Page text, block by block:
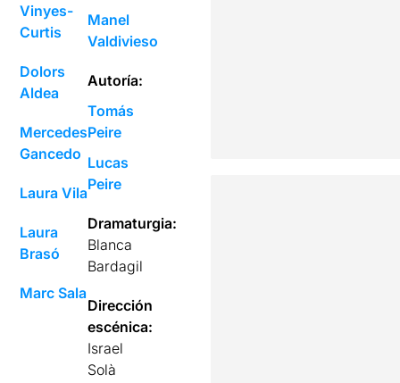
Vinyes-
Curtis
Dolors
Aldea
Mercedes
Gancedo
Laura Vila
Laura
Brasó
Marc Sala
Manel
Valdivieso
Autoría:
Tomás
Peire
Lucas
Peire
Dramaturgia:
Blanca
Bardagil
Dirección
escénica:
Israel
Solà